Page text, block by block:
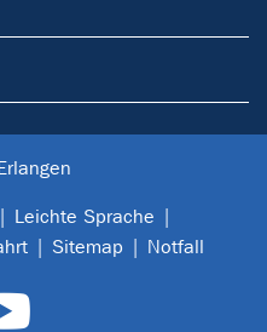
Leichte Sprache
Sitemap Notfall